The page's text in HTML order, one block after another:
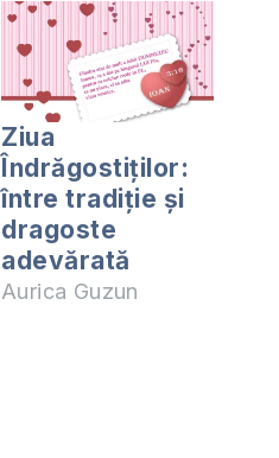
Ziua
Îndrăgostiților:
între tradiție și
dragoste
adevărată
Aurica Guzun